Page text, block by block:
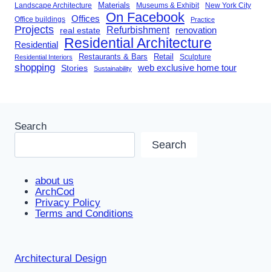
Landscape Architecture Materials Museums & Exhibit New York City
Office buildings Offices On Facebook Practice
Projects real estate Refurbishment renovation
Residential Residential Architecture
Residential Interiors Restaurants & Bars Retail Sculpture
shopping Stories Sustainability web exclusive home tour
Search
Search
about us
ArchCod
Privacy Policy
Terms and Conditions
Architectural Design